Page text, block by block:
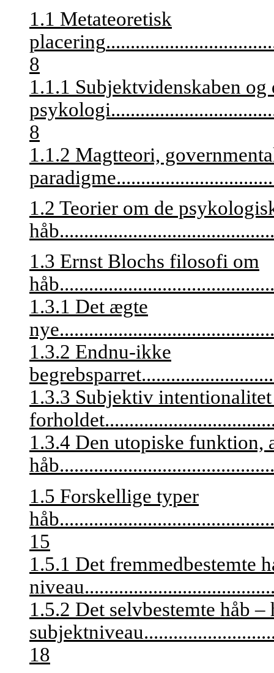
1.1 Metateoretisk
placering
8
1.1.1 Subjektvidenskaben
psykologi
8
1.1.2 Magtteori,
paradigme
1.2 Teorier om de
håb
1.3 Ernst Blochs filosofi om
håb
1.3.1 Det ægte
1.3.2 Endnu-ikke
1.3.3 Subjektiv
1.3.4 Den utopiske funktion,
håb
1.5 Forskellige typer
håb
15
1.5.1 Det fremmedbestemte
niveau
1.5.2 Det selvbestemte håb –
subjektniveau
18